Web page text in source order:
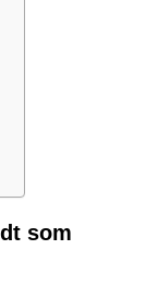
som